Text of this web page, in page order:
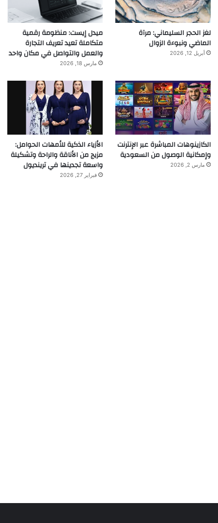
لغز الحجر السليماني: مرآة
الماضي ونبوءة الزوال
أبريل 12, 2026
ميدل إيست: منظومة رقمية
متكاملة تعيد تعريف التجارة
والعمل والتواصل في مكان واحد
مارس 18, 2026
الكازينوهات المباشرة عبر الإنترنت
وإمكانية الوصول من السعودية
مارس 2, 2026
الأزياء الذكية للأمهات الحوامل:
مزيج من الأناقة والراحة وتشكيلة
واسعة تجدينها في ترينديول
فبراير 27, 2026